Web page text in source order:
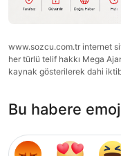
www.sozcu.com.tr internet
her türlü telif hakkı Mega
kaynak gösterilerek dahi
Bu habere